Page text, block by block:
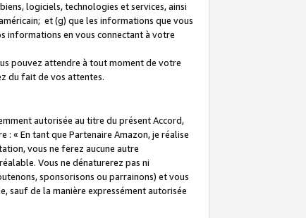
logiciels, technologies et services, ainsi
et (g) que les informations que vous
informations en vous connectant à votre
pouvez attendre à tout moment de votre
du fait de vos attentes.
autorisée au titre du présent Accord,
« En tant que Partenaire Amazon, je réalise
vous ne ferez aucune autre
Vous ne dénaturerez pas ni
sponsorisons ou parrainons) et vous
sauf de la manière expressément autorisée